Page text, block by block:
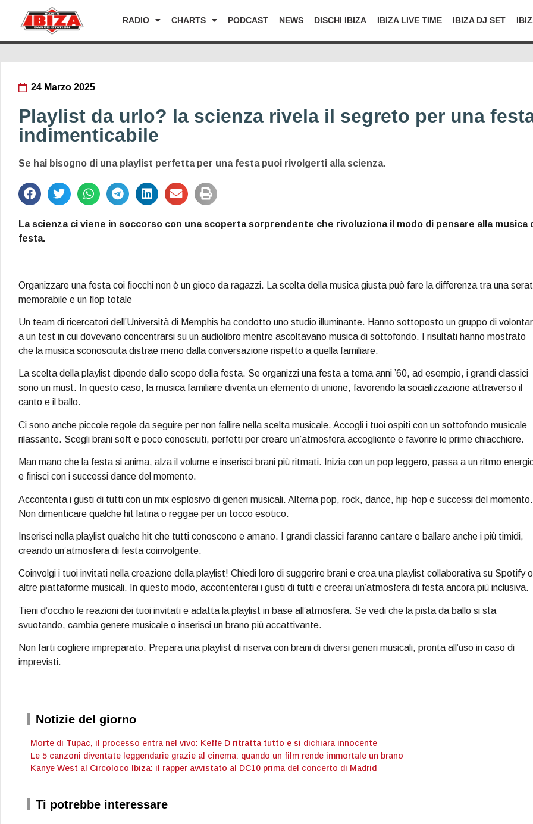
RADIO CHARTS PODCAST NEWS DISCHI IBIZA IBIZA LIVE TIME IBIZA DJ SET
24 Marzo 2025
Playlist da urlo? la scienza rivela il segreto per una
indimenticabile
Se hai bisogno di una playlist perfetta per una festa puoi rivolgerti alla scienza.
La scienza ci viene in soccorso con una scoperta sorprendente che rivoluziona il modo di pensare alla musica
festa.
Organizzare una festa coi fiocchi non è un gioco da ragazzi. La scelta della musica giusta può fare la differenza tra una
memorabile e un flop totale
Un team di ricercatori dell’Università di Memphis ha condotto uno studio illuminante. Hanno sottoposto un gruppo di
a un test in cui dovevano concentrarsi su un audiolibro mentre ascoltavano musica di sottofondo. I risultati hanno mostrato
che la musica sconosciuta distrae meno dalla conversazione rispetto a quella familiare.
La scelta della playlist dipende dallo scopo della festa. Se organizzi una festa a tema anni ’60, ad esempio, i grandi classici
sono un must. In questo caso, la musica familiare diventa un elemento di unione, favorendo la socializzazione attraverso il
canto e il ballo.
Ci sono anche piccole regole da seguire per non fallire nella scelta musicale. Accogli i tuoi ospiti con un sottofondo musicale
rilassante. Scegli brani soft e poco conosciuti, perfetti per creare un’atmosfera accogliente e favorire le prime chiacchiere.
Man mano che la festa si anima, alza il volume e inserisci brani più ritmati. Inizia con un pop leggero, passa a un ritmo
e finisci con i successi dance del momento.
Accontenta i gusti di tutti con un mix esplosivo di generi musicali. Alterna pop, rock, dance, hip-hop e successi del momento.
Non dimenticare qualche hit latina o reggae per un tocco esotico.
Inserisci nella playlist qualche hit che tutti conoscono e amano. I grandi classici faranno cantare e ballare anche i più timidi,
creando un’atmosfera di festa coinvolgente.
Coinvolgi i tuoi invitati nella creazione della playlist! Chiedi loro di suggerire brani e crea una playlist collaborativa su Spotify o
altre piattaforme musicali. In questo modo, accontenterai i gusti di tutti e creerai un’atmosfera di festa ancora più inclusiva.
Tieni d’occhio le reazioni dei tuoi invitati e adatta la playlist in base all’atmosfera. Se vedi che la pista da ballo si sta
svuotando, cambia genere musicale o inserisci un brano più accattivante.
Non farti cogliere impreparato. Prepara una playlist di riserva con brani di diversi generi musicali, pronta all’uso in caso di
imprevisti.
Notizie del giorno
Morte di Tupac, il processo entra nel vivo: Keffe D ritratta tutto e si dichiara innocente
Le 5 canzoni diventate leggendarie grazie al cinema: quando un film rende immortale un brano
Kanye West al Circoloco Ibiza: il rapper avvistato al DC10 prima del concerto di Madrid
Ti potrebbe interessare